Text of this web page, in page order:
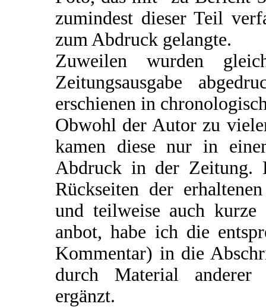
zumindest dieser Teil
zum Abdruck gelangte.
Zuweilen wurden
Zeitungsausgabe
erschienen in
Obwohl der Autor zu
kamen diese nur in
Abdruck in der Zeitung.
Rückseiten der
und teilweise auch
anbot, habe ich die
Kommentar) in die
durch Material anderer
ergänzt.